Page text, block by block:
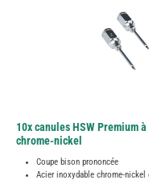
10x canules HSW Premium
chrome-nickel
Coupe bison prononcée
Acier inoxydable chrome-nickel